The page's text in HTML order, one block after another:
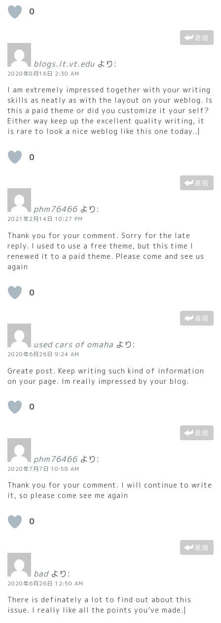
0
返信
blogs.lt.vt.edu より:
2020年8月16日 2:30 AM
I am extremely impressed together with your writing
skills as neatly as with the layout on your weblog. Is
this a paid theme or did you customize it your self?
Either way keep up the excellent quality writing, it
is rare to look a nice weblog like this one today..|
0
返信
phm76466 より:
2021年2月14日 10:27 PM
Thank you for your comment. Sorry for the late
reply. I used to use a free theme, but this time I
renewed it to a paid theme. Please come and see us
again
0
返信
used cars of omaha より:
2020年6月26日 9:24 AM
Greate post. Keep writing such kind of information
on your page. Im really impressed by your blog.
0
返信
phm76466 より:
2020年7月7日 10:58 AM
Thank you for your comment. I will continue to write
it, so please come see me again
0
返信
bad より:
2020年6月26日 12:50 AM
There is definately a lot to find out about this
issue. I really like all the points you’ve made.|